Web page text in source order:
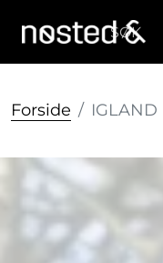
Søk
Forside IGLAND